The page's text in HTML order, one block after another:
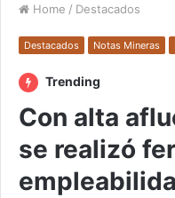
Home / Destacados
Destacados Notas Mineras
Trending
Con alta
se realizó